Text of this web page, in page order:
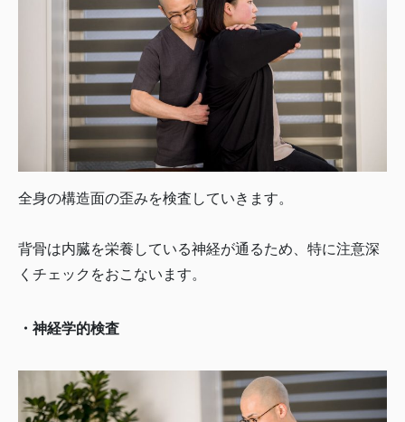
全身の構造面の歪みを検査していきます。
背骨は内臓を栄養している神経が通るため、特に注意深
くチェックをおこないます。
・神経学的検査